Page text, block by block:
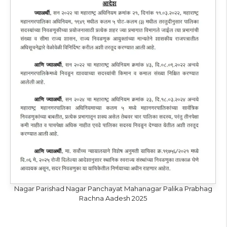
Nagar Parishad Nagar Panchayat Mahanagar Palika Prabhag
Rachna Aadesh 2025